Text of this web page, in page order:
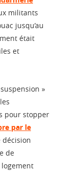
militants
jusqu’au
était
et
»
pour stopper
par le
décision
de
logement